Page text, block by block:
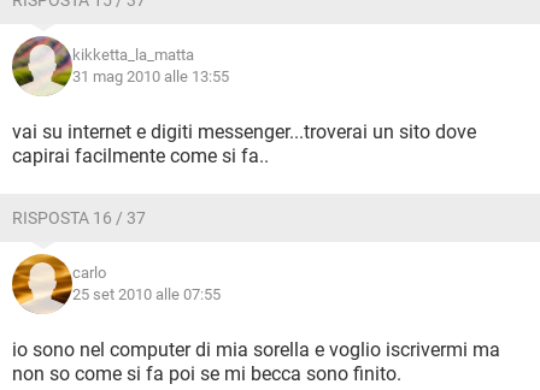
kikketta_la_matta
31 mag 2010 alle 13:55
vai su internet e digiti messenger...troverai un sito dove
capirai facilmente come si fa..
RISPOSTA 16 / 37
carlo
25 set 2010 alle 07:55
io sono nel computer di mia sorella e voglio iscrivermi ma
non so come si fa poi se mi becca sono finito.